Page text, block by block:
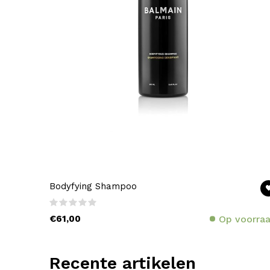
Bodyfying Shampoo
€61,00 Op
Recente artikelen